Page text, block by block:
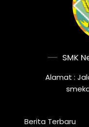
SMK
Alamat :
Berita Terbaru